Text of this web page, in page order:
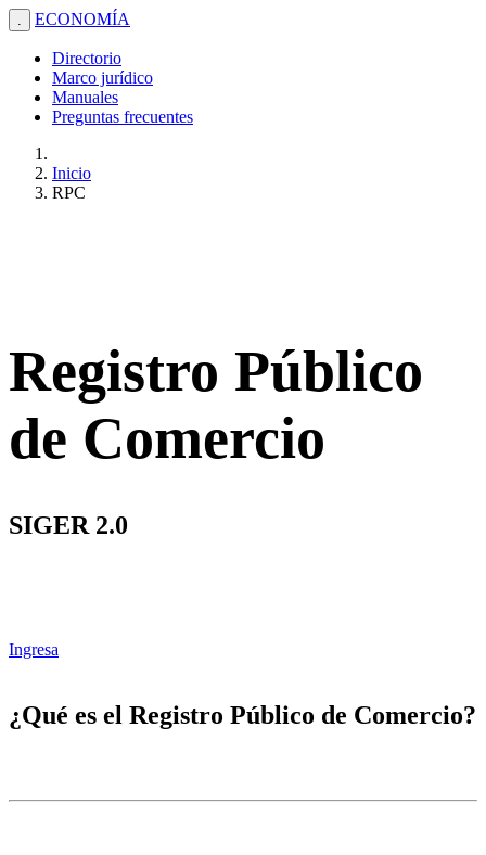
. ECONOMÍA
Directorio
Marco jurídico
Manuales
Preguntas frecuentes
Inicio
RPC
Registro Público
de Comercio
SIGER 2.0
Ingresa
¿Qué es el Registro Público de Comercio?